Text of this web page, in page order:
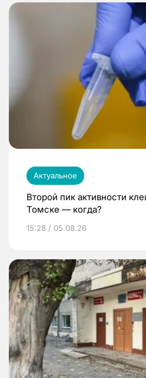
Актуальное
Второй пик активности
Томске — когда?
15:28 / 05.08.26